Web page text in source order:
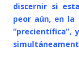
discernir si
peor aún, en la
“precientífica”,